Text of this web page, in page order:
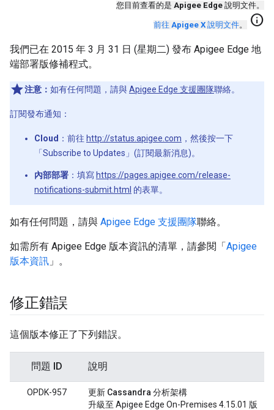
您目前查看的是 Apigee Edge 說明文件。
前往 Apigee X 說明文件。 info
我們已在 2015 年 3 月 31 日 (星期二) 發布 Apigee Edge 地
端部署版修補程式。
注意： 如有任何問題，請與Apigee Edge 支援團隊聯絡。
訂閱發布通知：
Cloud ：前往 http://status.apigee.com ，然後按一下
「Subscribe to Updates」(訂閱最新消息)。
內部部署 ：填寫 https://pages.apigee.com/release-
notifications-submit.html 的表單。
如有任何問題，請與 Apigee Edge 支援團隊聯絡。
如需所有 Apigee Edge 版本資訊的清單，請參閱「Apigee
版本資訊 」。
修正錯誤
這個版本修正了下列錯誤。
問題 ID 說明
OPDK-957
更新 Cassandra 分析架構
升級至 Apigee Edge On-Premises 4.15.01 版